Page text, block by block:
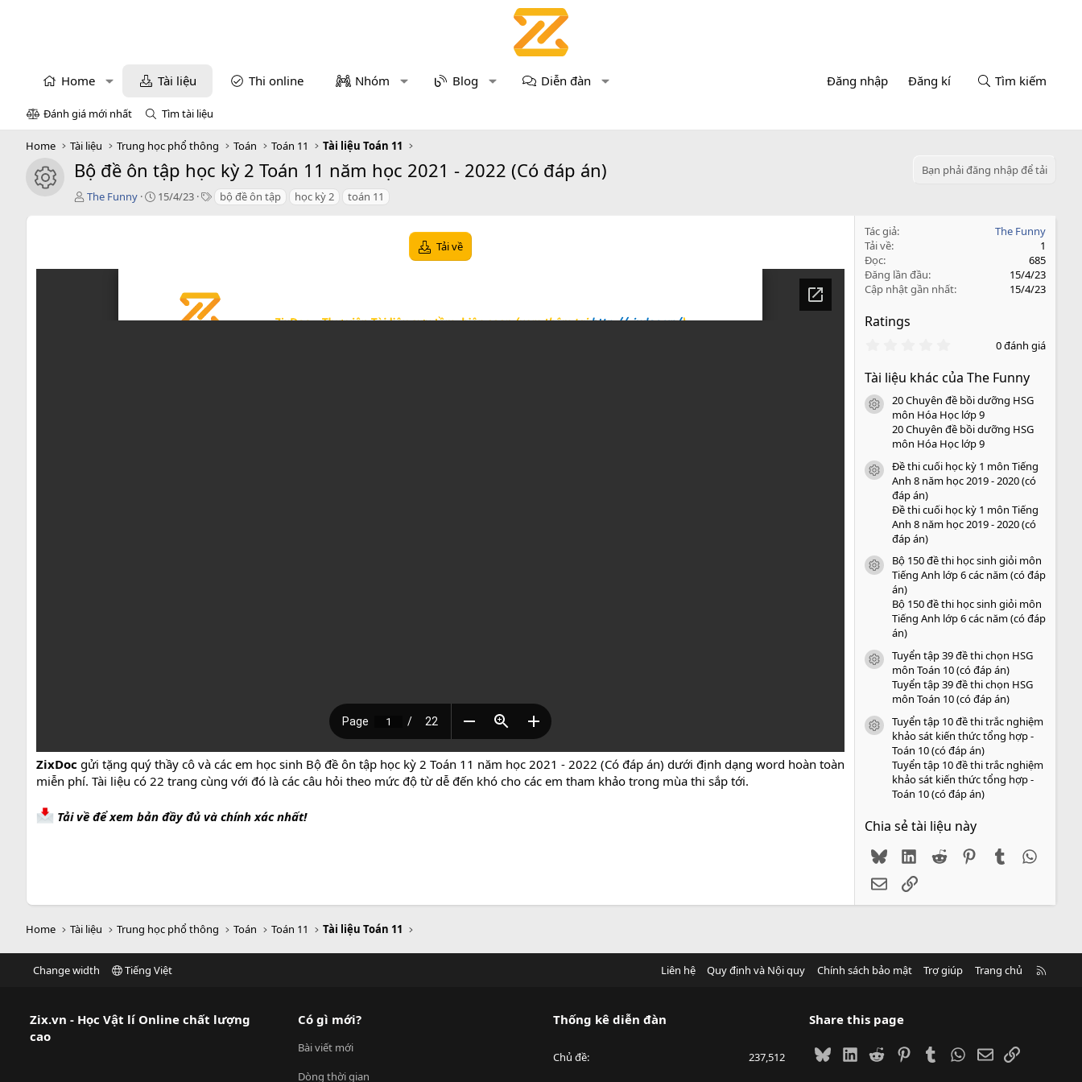
Home Tài liệu Thi online Nhóm Blog Diễn đàn Đăng nhập Đăng kí Tìm kiếm
Đánh giá mới nhất Tìm tài liệu
Home Tài liệu Trung học phổ thông Toán Toán 11 Tài liệu Toán 11
icon tài liệu
Bộ đề ôn tập học kỳ 2 Toán 11 năm học 2021 - 2022 (Có đáp án)
Bạn phải đăng nhập để tải
T
ả
The Funny
C15/4/23
T bộ đề ôn tập học kỳ 2 toán 11
Tải về
ZixDoc gửi tặng quý thầy cô và các em học sinh Bộ đề ôn tập học kỳ 2 Toán 11 năm học 2021 - 2022 (Có đáp án) dưới định dạng word hoàn toàn
miễn phí. Tài liệu có 22 trang cùng với đó là các câu hỏi theo mức độ từ dễ đến khó cho các em tham khảo trong mùa thi sắp tới.
Tải về để xem bản đầy đủ và chính xác nhất!
Tác giả
The Funny
Tải về
1
Đọc
685
Đăng lần đầu
15/4/23
Cập nhật gần nhất
15/4/23
Ratings
0
0
s
a
o
0 đánh giá
Tài liệu khác của The Funny
icon tài liệu
20 Chuyên đề bồi dưỡng HSG
môn Hóa Học lớp 9
20 Chuyên đề bồi dưỡng HSG
môn Hóa Học lớp 9
icon tài liệu
Đề thi cuối học kỳ 1 môn Tiếng
Anh 8 năm học 2019 - 2020 (có
đáp án)
Đề thi cuối học kỳ 1 môn Tiếng
Anh 8 năm học 2019 - 2020 (có
đáp án)
icon tài liệu
Bộ 150 đề thi học sinh giỏi môn
Tiếng Anh lớp 6 các năm (có đáp
án)
Bộ 150 đề thi học sinh giỏi môn
Tiếng Anh lớp 6 các năm (có đáp
án)
icon tài liệu
Tuyển tập 39 đề thi chọn HSG
môn Toán 10 (có đáp án)
Tuyển tập 39 đề thi chọn HSG
môn Toán 10 (có đáp án)
icon tài liệu
Tuyển tập 10 đề thi trắc nghiệm
khảo sát kiến thức tổng hợp -
Toán 10 (có đáp án)
Tuyển tập 10 đề thi trắc nghiệm
khảo sát kiến thức tổng hợp -
Toán 10 (có đáp án)
Chia sẻ tài liệu này
BlueskyLinkedIn
Reddit PinterestTumblr
EmailLink
Home Tài liệu Trung học phổ thông Toán Toán 11 Tài liệu Toán 11
Change width Tiếng Việt Liên hệ Quy định và Nội quy Chính sách bảo mật Trợ giúp Trang chủ
Zix.vn - Học Vật lí Online chất lượng
cao
Có gì mới?
Bài viết mới
Dòng thời gian
Thống kê diễn đàn
Chủ đề 237,512
Share this page
BlueskyLinkedIn
Reddit PinterestTumblrWhatsApp
EmailLink